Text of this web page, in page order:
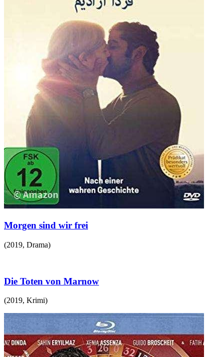
Morgen sind wir frei
(2019, Drama)
Die Toten von Marnow
(2019, Krimi)